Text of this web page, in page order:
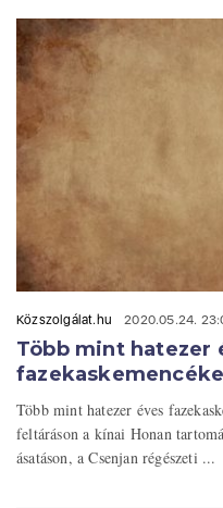
Közszolgálat.hu 2020.05.24.
Több mint hatezer
Több mint hatezer éves
feltáráson a kínai Honan
ásatáson, a Csenjan régészeti ...